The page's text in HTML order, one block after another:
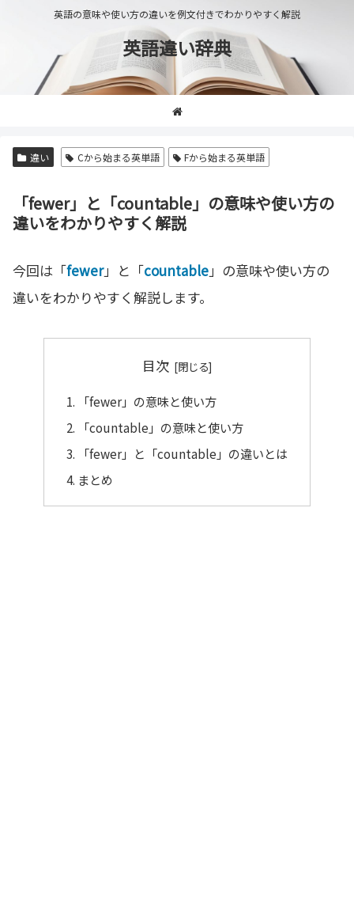
英語の意味や使い方の違いを例文付きでわかりやすく解説
英語違い辞典
違い Cから始まる英単語 Fから始まる英単語
「fewer」と「countable」の意味や使い方の
違いをわかりやすく解説
今回は「fewer」と「countable」の意味や使い方の
違いをわかりやすく解説します。
目次
「fewer」の意味と使い方
「countable」の意味と使い方
「fewer」と「countable」の違いとは
まとめ